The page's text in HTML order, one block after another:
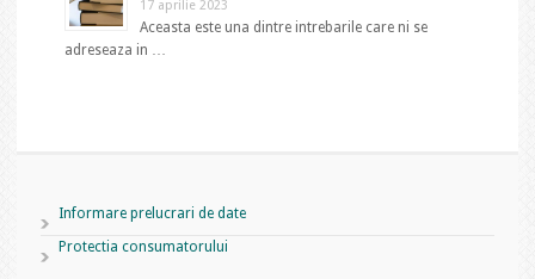
17 aprilie 2023
Aceasta este una dintre intrebarile care ni se
adreseaza in …
Informare prelucrari de date
Protectia consumatorului